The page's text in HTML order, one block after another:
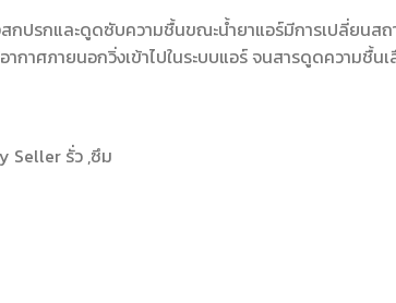
กปรกและดูดซับความชื้นขณะน้ำยาแอร์มีการเปลี่ยนส
ากาศภายนอกวิ่งเข้าไปในระบบแอร์ จนสารดูดความชื้
Seller รั่ว ,ซึม